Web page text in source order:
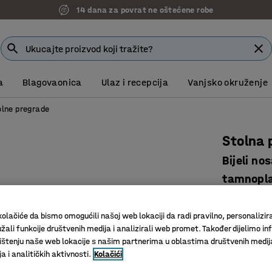
14 dana za povrat ne oštećene robe
Blagovaonica Ulaz i recepcija Vanjsko okruženje
pregrade
Stolna
Bijeli
U
da bismo omogućili našoj web lokaciji da radi pravilno,
funkcije društvenih medija i analizirali web promet. Također dijelimo
naše web lokacije s našim partnerima u oblastima društvenih
i analitičkih aktivnosti. Kolačići